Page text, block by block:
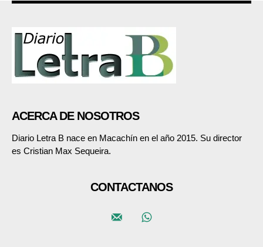
ACERCA DE NOSOTROS
Diario Letra B nace en Macachín en el año 2015. Su director
es Cristian Max Sequeira.
CONTACTANOS